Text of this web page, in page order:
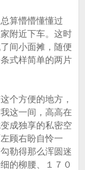
算懵懵懂懂过
附近下车。这时
间小面摊，随便
式样简单的两片
方便的地方，
这一间，高高在
成独享的私密空
顾右盼自怜一
勒得那么浑圆迷
的柳腰、１７０